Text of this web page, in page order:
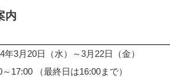
内
3月20日（水）～3月22日（金）
17:00 （最終日は16:00まで）